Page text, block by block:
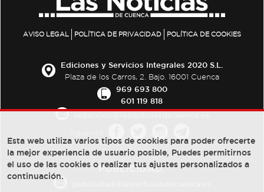
AVISO LEGAL POLÍTICA DE PRIVACIDAD POLÍTICA DE COOKIES
Ediciones y Servicios Integrales 2020 S.L.
Plaza de los Carros, 2. Bajo. 16001 Cuenca
969 693 800
601 119 818
PUBLICIDAD:
Esta web utiliza varios tipos de cookies para poder ofrecerte
la mejor experiencia de usuario posible, Puedes permitirnos
el uso de las cookies o realizar tus ajustes personalizados a
continuación.